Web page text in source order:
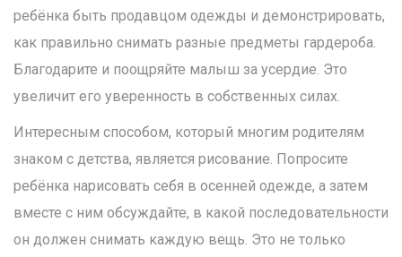
ребёнка быть продавцом одежды и демонстрировать,
как правильно снимать разные предметы гардероба.
Благодарите и поощряйте малыш за усердие. Это
увеличит его уверенность в собственных силах.
Интересным способом, который многим родителям
знаком с детства, является рисование. Попросите
ребёнка нарисовать себя в осенней одежде, а затем
вместе с ним обсуждайте, в какой последовательности
он должен снимать каждую вещь. Это не только